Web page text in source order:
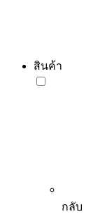
สินค้า
กลับ